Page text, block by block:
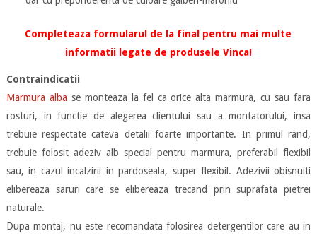
Completeaza formularul de la final pentru mai multe
informatii legate de produsele Vinca!
Contraindicatii
Marmura alba se monteaza la fel ca orice alta marmura, cu sau fara
rosturi, in functie de alegerea clientului sau a montatorului, insa
trebuie respectate cateva detalii foarte importante. In primul rand,
trebuie folosit adeziv alb special pentru marmura, preferabil flexibil
sau, in cazul incalzirii in pardoseala, super flexibil. Adezivii obisnuiti
elibereaza saruri care se elibereaza trecand prin suprafata pietrei
naturale.
Dupa montaj, nu este recomandata folosirea detergentilor care au in